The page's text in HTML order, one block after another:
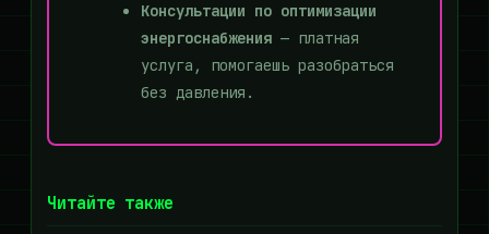
Консультации по оптимизации
энергоснабжения — платная
услуга, помогаешь разобраться
без давления.
Читайте также